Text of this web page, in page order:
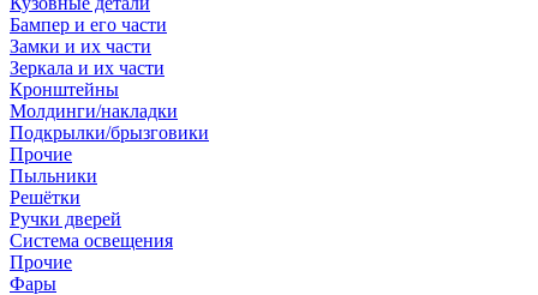
Бампер и его части
Замки и их части
Зеркала и их части
Кронштейны
Молдинги/накладки
Подкрылки/брызговики
Прочие
Пыльники
Решётки
Ручки дверей
Система освещения
Прочие
Фары